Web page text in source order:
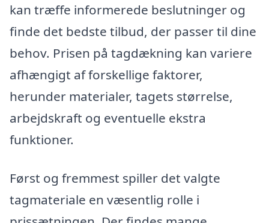
kan træffe informerede beslutninger og
finde det bedste tilbud, der passer til dine
behov. Prisen på tagdækning kan variere
afhængigt af forskellige faktorer,
herunder materialer, tagets størrelse,
arbejdskraft og eventuelle ekstra
funktioner.
Først og fremmest spiller det valgte
tagmateriale en væsentlig rolle i